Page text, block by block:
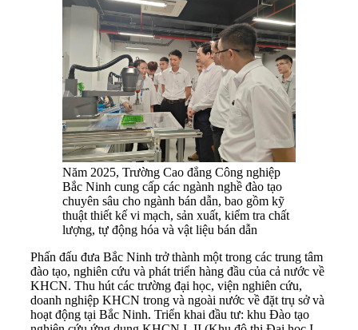
Năm 2025, Trường Cao đẳng Công nghiệp
Bắc Ninh cung cấp các ngành nghề đào tạo
chuyên sâu cho ngành bán dẫn, bao gồm kỹ
thuật thiết kế vi mạch, sản xuất, kiểm tra chất
lượng, tự động hóa và vật liệu bán dẫn
Phấn đấu đưa Bắc Ninh trở thành một trong các trung tâm
đào tạo, nghiên cứu và phát triển hàng đầu của cả nước về
KHCN. Thu hút các trường đại học, viện nghiên cứu,
doanh nghiệp KHCN trong và ngoài nước về đặt trụ sở và
hoạt động tại Bắc Ninh. Triển khai đầu tư: khu Đào tạo